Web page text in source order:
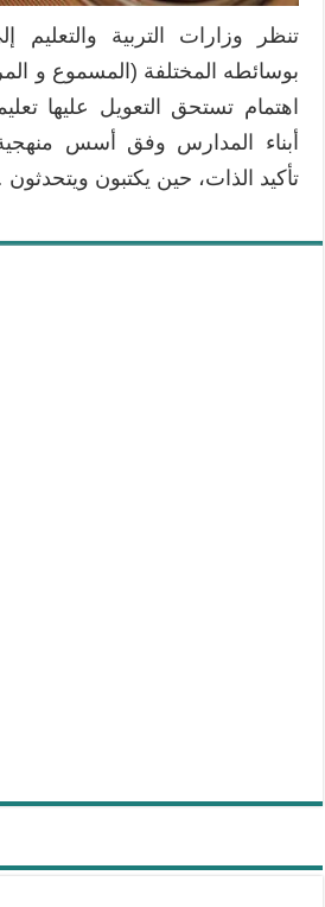
تنظر وزارات التربية والتعليم
بوسائطه المختلفة (المسموع و
اهتمام تستحق التعويل عليها
أبناء المدارس وفق أسس
تأكيد الذات، حين يكتبون